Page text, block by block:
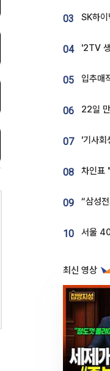
03
04
05
06
07 '기사
08
09
10
최신 영상